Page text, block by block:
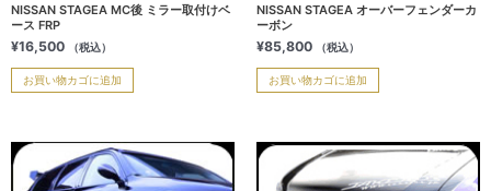
NISSAN STAGEA MC後 ミラー取付けベ
ース FRP
¥16,500 （税込）
お買い物カゴに追加
NISSAN STAGEA オーバーフェンダーカ
ーボン
¥85,800 （税込）
お買い物カゴに追加